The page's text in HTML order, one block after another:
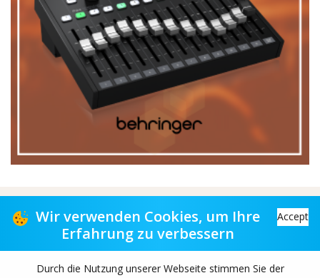
Vertriebspartner für Musikgeschäfte
Distribution partner to music stores
Copyright© 2026 TAS-retail B.V. All rights reserved.
Wir verwenden Cookies, um Ihre
Erfahrung zu verbessern
Accept
Durch die Nutzung unserer Webseite stimmen Sie der